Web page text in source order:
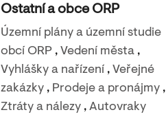
Městské kino Chrudim
Ostatní a obce ORP
Územní plány a územní studie
obcí ORP, Vedení města,
Vyhlášky a nařízení , Veřejné
zakázky, Prodeje a pronájmy,
Ztráty a nálezy, Autovraky